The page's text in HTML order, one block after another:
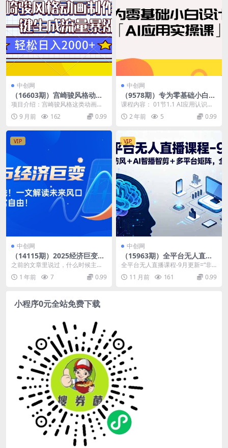
中创网
（16603期）宫崎骏风格动画
制作，AI一键生成流量暴涨，
项目介绍：宫崎骏风格这类动画，
直接用一个软件就可以搞定，而且
是手机电脑都可以。今...
9 月前 162 0.99
中创网
（9578期）专为零基础小白设
计的「AI应用实操课」
课程内容： 01节1.1 AI应用认识人
工智能,mp4 02节1.2 文字魔法A...
2 年前 5 0.99
VIP
中创网
（14115期）2025经济巨变，
天上不会掉钱！一文解读未来
风口，助你实现财富自由！
之前的文章里说过，什么时候主线
来了什么时候接着发文章 之前不发
只不过是因为时机未...
1 年前 7 0.99
VIP
中创网
（15963期）全平台无人直播
课程：非实时防风＋AI智播智
剪＋多平台矩阵，9月全套技
术
全平台无人直播课程-9月更新=“非
实时防风＋AI智播智剪＋多平台
（抖/快/视频号...
11 月前 161 0.99
小程序0元全站免费下载